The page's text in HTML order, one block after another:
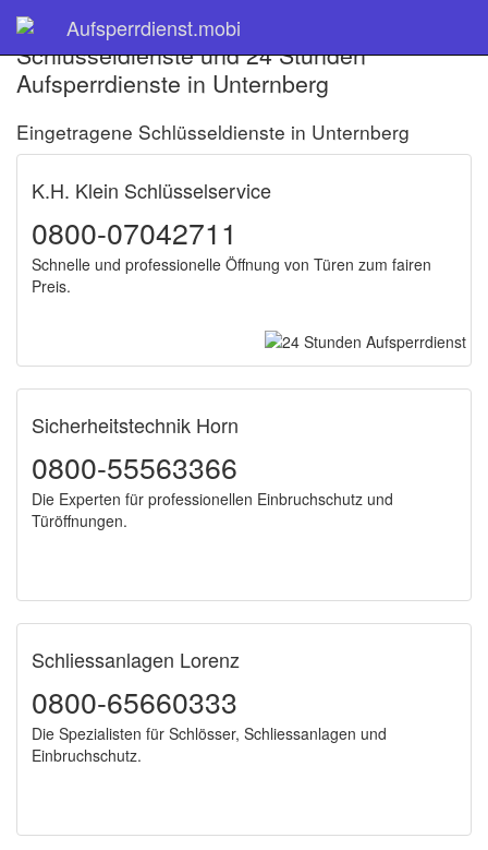
Aufsperrdienst.mobi
Schlüsseldienste und 24 Stunden
Aufsperrdienste in Unternberg
Eingetragene Schlüsseldienste in Unternberg
K.H. Klein Schlüsselservice
0800-07042711
Schnelle und professionelle Öffnung von Türen zum fairen
Preis.
Sicherheitstechnik Horn
0800-55563366
Die Experten für professionellen Einbruchschutz und
Türöffnungen.
Schliessanlagen Lorenz
0800-65660333
Die Spezialisten für Schlösser, Schliessanlagen und
Einbruchschutz.